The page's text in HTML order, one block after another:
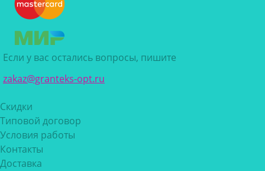
Если у вас остались вопросы, пишите
zakaz@granteks-opt.ru
Скидки
Типовой договор
Условия работы
Контакты
Доставка